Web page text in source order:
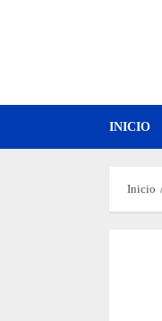
INICIO
Inicio